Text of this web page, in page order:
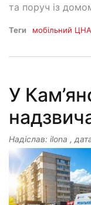
та поруч із
Теги мобільний
У
Надіслав: ilona ,